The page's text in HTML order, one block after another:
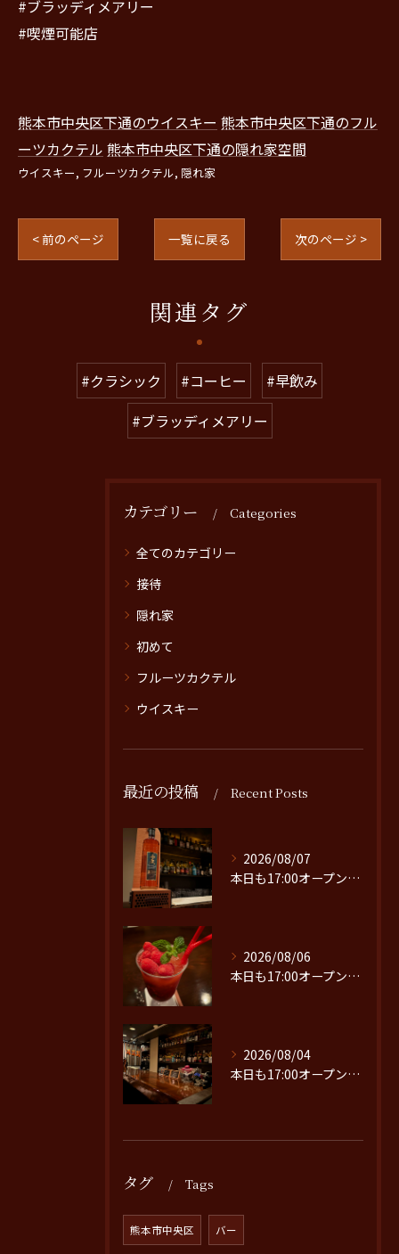
#ブラッディメアリー
#喫煙可能店
熊本市中央区下通のウイスキー 熊本市中央区下通のフル
ーツカクテル 熊本市中央区下通の隠れ家空間
ウイスキー フルーツカクテル 隠れ家
< 前のページ 一覧に戻る 次のページ >
関連タグ
#クラシック #コーヒー
#早飲み
#ブラッディメアリー
カテゴリー Categories
全てのカテゴリー
接待
隠れ家
初めて
フルーツカクテル
ウイスキー
最近の投稿 Recent Posts
2026/08/07
本日も17:00オープンです。
2026/08/06
本日も17:00オープンです。
2026/08/04
本日も17:00オープンです。
タグ Tags
熊本市中央区 バー